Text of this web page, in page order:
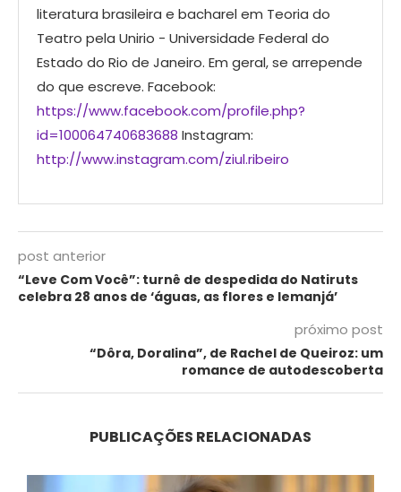
literatura brasileira e bacharel em Teoria do
Teatro pela Unirio - Universidade Federal do
Estado do Rio de Janeiro. Em geral, se arrepende
do que escreve. Facebook:
https://www.facebook.com/profile.php?
id=100064740683688 Instagram:
http://www.instagram.com/ziul.ribeiro
post anterior
“Leve Com Você”: turnê de despedida do Natiruts
celebra 28 anos de ‘águas, as flores e Iemanjá’
próximo post
“Dôra, Doralina”, de Rachel de Queiroz: um
romance de autodescoberta
PUBLICAÇÕES RELACIONADAS